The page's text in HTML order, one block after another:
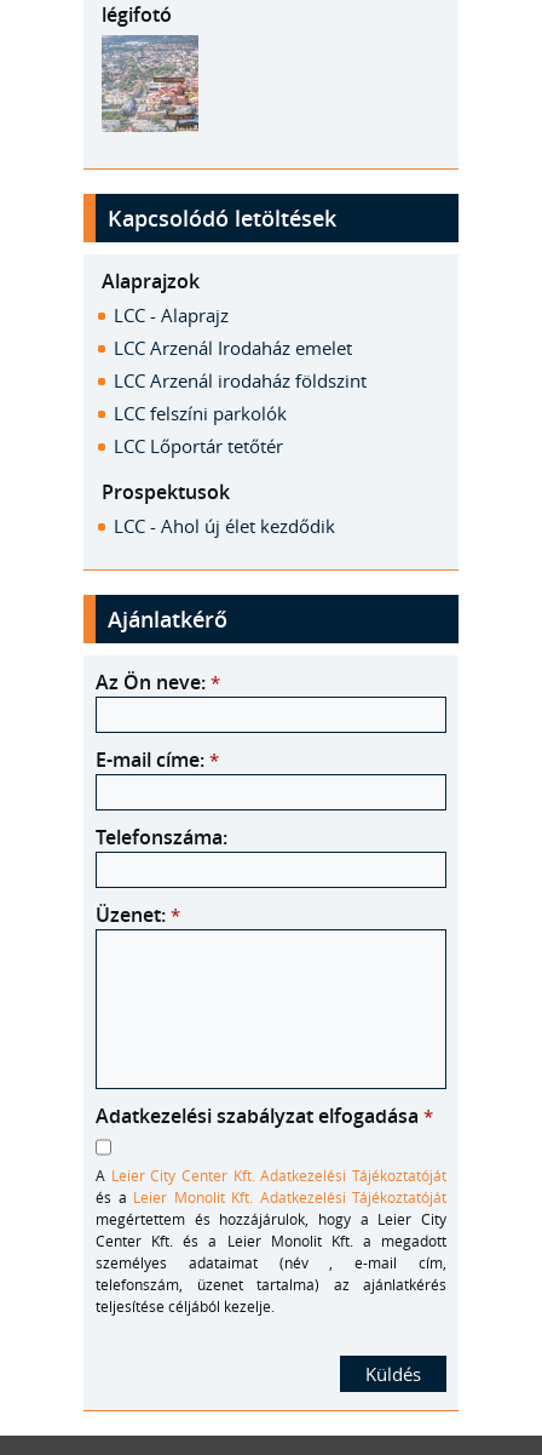
légifotó
Kapcsolódó letöltések
Alaprajzok
LCC - Alaprajz
LCC Arzenál Irodaház emelet
LCC Arzenál irodaház földszint
LCC felszíni parkolók
LCC Lőportár tetőtér
Prospektusok
LCC - Ahol új élet kezdődik
Ajánlatkérő
Az Ön neve: *
E-mail címe: *
Telefonszáma:
Üzenet: *
Adatkezelési szabályzat elfogadása *
A Leier City Center Kft. Adatkezelési Tájékoztatóját
és a Leier Monolit Kft. Adatkezelési Tájékoztatóját
megértettem és hozzájárulok, hogy a Leier City
Center Kft. és a Leier Monolit Kft. a megadott
személyes adataimat (név , e-mail cím,
telefonszám, üzenet tartalma) az ajánlatkérés
teljesítése céljából kezelje.